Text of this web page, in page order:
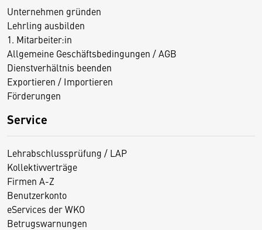
Unternehmen gründen
Lehrling ausbilden
1. Mitarbeiter:in
Allgemeine Geschäftsbedingungen / AGB
Dienstverhältnis beenden
Exportieren / Importieren
Förderungen
Service
Lehrabschlussprüfung / LAP
Kollektivverträge
Firmen A-Z
Benutzerkonto
eServices der WKO
Betrugswarnungen